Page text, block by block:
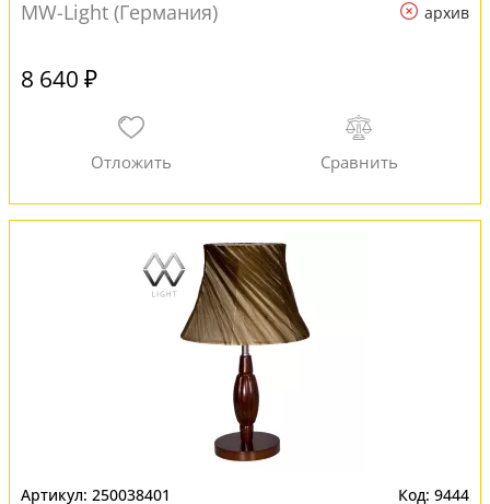
MW-Light (Германия)
архив
8 640 ₽
250038401 9444